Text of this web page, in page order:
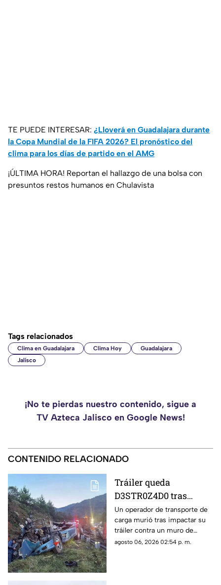
TE PUEDE INTERESAR: ¿Lloverá en Guadalajara durante
la Copa Mundial de la FIFA 2026? El pronóstico del
clima para los días de partido en el AMG
¡ÚLTIMA HORA! Reportan el hallazgo de una bolsa con
presuntos restos humanos en Chulavista
Tags relacionados
Clima en Guadalajara Clima Hoy
Guadalajara
Jalisco
¡No te pierdas nuestro contenido, sigue a
TV Azteca Jalisco en Google News!
CONTENIDO RELACIONADO
Tráiler queda
D3STR0Z4D0 tras
accidente M0RTAL;
pobladores ignoran al
conductor y hacen
RAPIÑA
Un operador de transporte de
carga murió tras impactar su
tráiler contra un muro de
contención en la autopista
agosto 06, 2026 02:54 p. m.